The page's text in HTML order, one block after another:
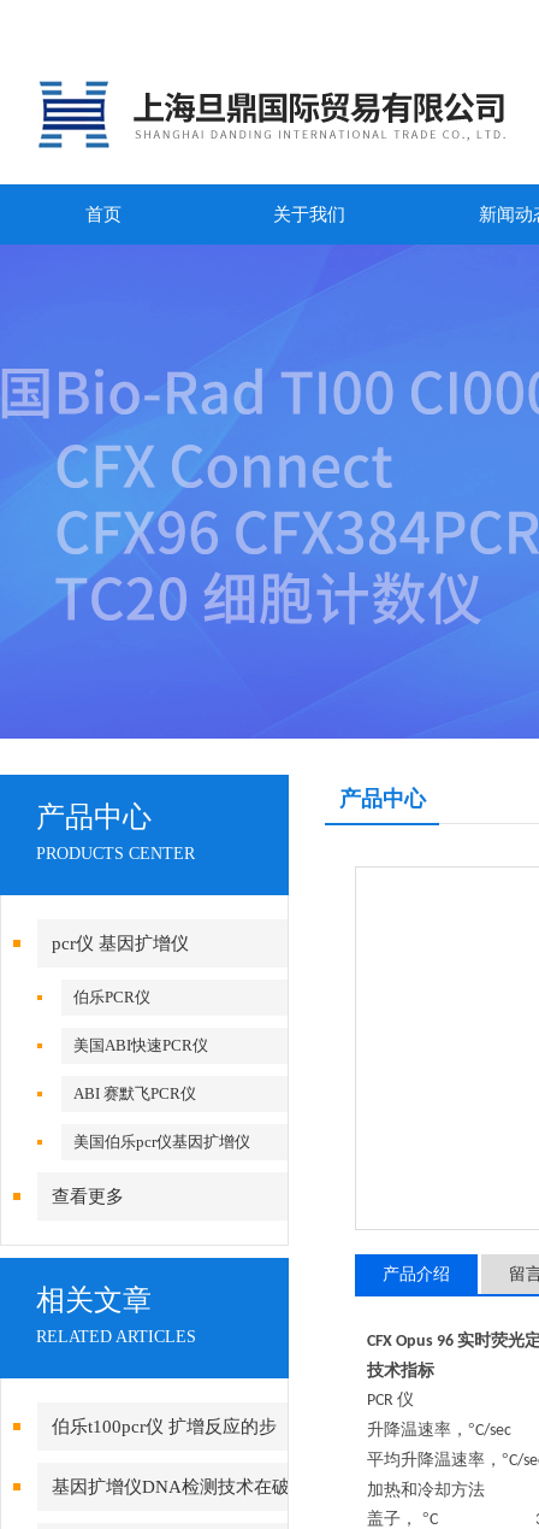
首页 关于我们 新闻动
产品中心
PRODUCTS CENTER
pcr仪 基因扩增仪
伯乐PCR仪
美国ABI快速PCR仪
ABI 赛默飞PCR仪
美国伯乐pcr仪基因扩增仪
查看更多
相关文章
RELATED ARTICLES
伯乐t100pcr仪 扩增反应的步
基因扩增仪DNA检测技术在破
产品中心
产品介绍 留
CFX Opus 96 实时荧光
技术指标
PCR 仪
升降温速率， °C/
平均升降温速率， °C/
加热和冷却方法
盖子，
°C